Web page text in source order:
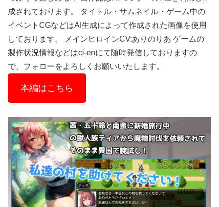
成されております。 タイトル・サムネイル・ゲーム中の
イベントCGなどはAI生成によって作成された画像を使用
しております。 メインヒロインCV:ありのりあ ゲームの
製作状況情報などはci-enにて随時発信しておりますの
で、フォローをよろしくお願いいたします。
本編はこちら